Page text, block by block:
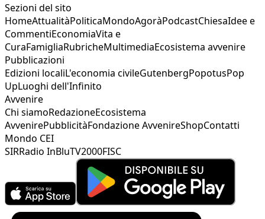
Sezioni del sito
HomeAttualitàPoliticaMondoAgoràPodcastChiesaIdee e
CommentiEconomiaVita e
CuraFamigliaRubricheMultimediaEcosistema avvenire
Pubblicazioni
Edizioni localiL'economia civileGutenbergPopotusPop
UpLuoghi dell'Infinito
Avvenire
Chi siamoRedazioneEcosistema
AvvenirePubblicitàFondazione AvvenireShopContatti
Mondo CEI
SIRRadio InBluTV2000FISC